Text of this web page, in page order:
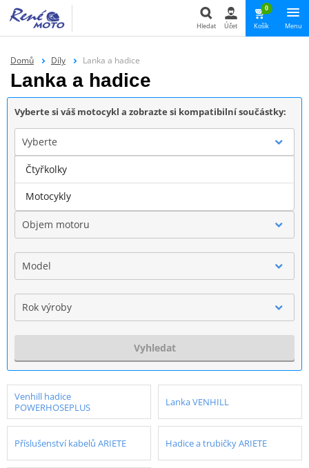
Hledat Účet
0
Košík Menu
Domů Díly Lanka a hadice
Lanka a hadice
Vyberte si váš motocykl a zobrazte si kompatibilní součástky:
Vyberte
Značka
Objem motoru
Model
Rok výroby
Vyhledat
Venhill hadice
POWERHOSEPLUS
Lanka VENHILL
Příslušenství kabelů ARIETE Hadice a trubičky ARIETE
Čtyřkolky
Motocykly